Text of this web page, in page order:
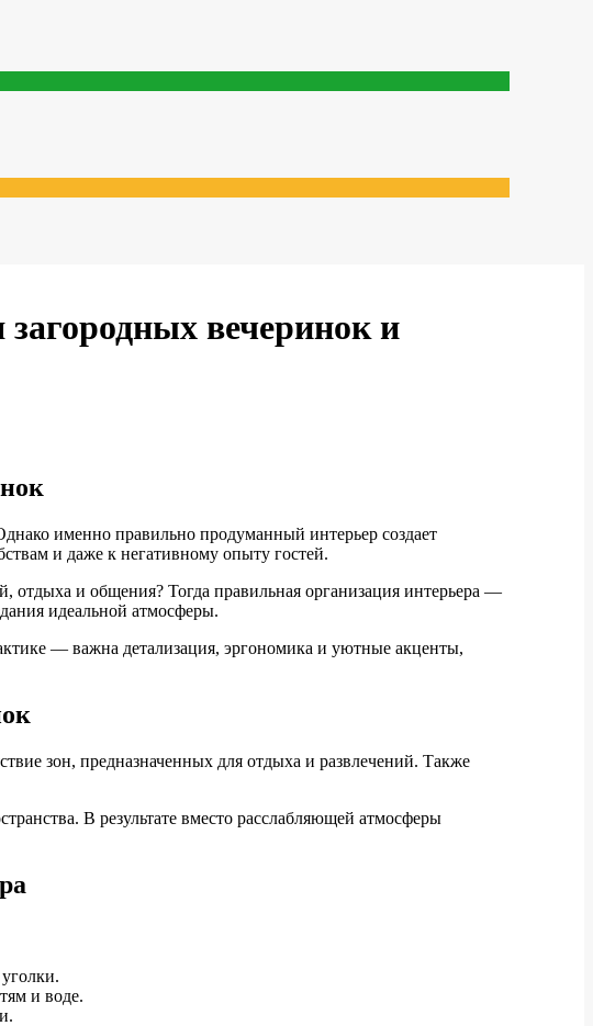
вечеринок и
именно правильно продуманный интерьер создает
и даже к негативному опыту гостей.
отдыха и общения? Тогда правильная организация интерьера —
идеальной атмосферы.
— важна детализация, эргономика и уютные акценты,
зон, предназначенных для отдыха и развлечений. Также
В результате вместо расслабляющей атмосферы
и воде.